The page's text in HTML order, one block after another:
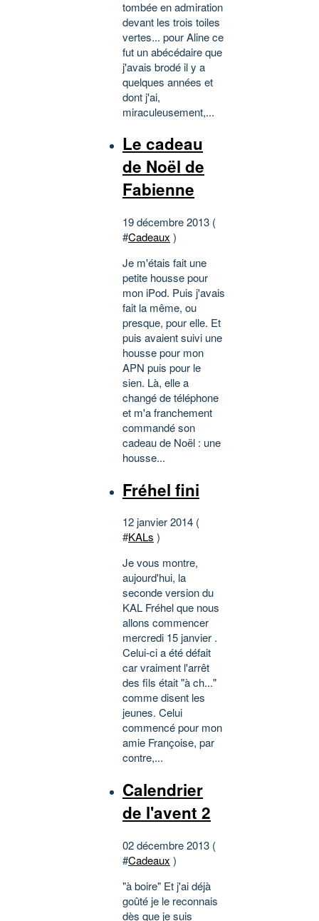
tombée en admiration
devant les trois toiles
vertes... pour Aline ce
fut un abécédaire que
j'avais brodé il y a
quelques années et
dont j'ai,
miraculeusement,...
Le cadeau
de Noël de
Fabienne
19 décembre 2013 (
#Cadeaux )
Je m'étais fait une
petite housse pour
mon iPod. Puis j'avais
fait la même, ou
presque, pour elle. Et
puis avaient suivi une
housse pour mon
APN puis pour le
sien. Là, elle a
changé de téléphone
et m'a franchement
commandé son
cadeau de Noël : une
housse...
Fréhel fini
12 janvier 2014 (
#KALs )
Je vous montre,
aujourd'hui, la
seconde version du
KAL Fréhel que nous
allons commencer
mercredi 15 janvier .
Celui-ci a été défait
car vraiment l'arrêt
des fils était "à ch..."
comme disent les
jeunes. Celui
commencé pour mon
amie Françoise, par
contre,...
Calendrier
de l'avent 2
02 décembre 2013 (
#Cadeaux )
"à boire" Et j'ai déjà
goûté je le reconnais
dès que je suis